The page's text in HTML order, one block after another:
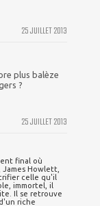
25 JUILLET 2013
plus balèze
?
25 JUILLET 2013
final où
Howlett,
celle qu'il
immortel, il
Il se retrouve
riche